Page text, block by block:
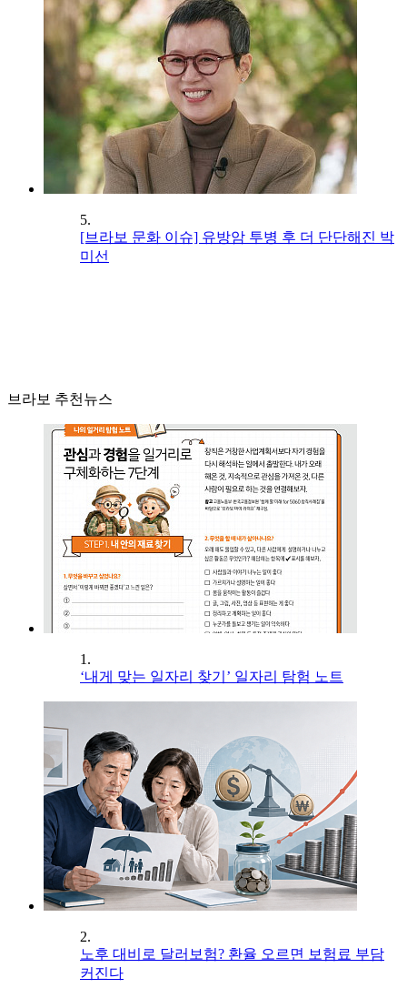
5.
[브라보 문화 이슈] 유방암 투병 후 더 단단해진 박
미선
브라보 추천뉴스
1.
‘내게 맞는 일자리 찾기’ 일자리 탐험 노트
2.
노후 대비로 달러보험? 환율 오르면 보험료 부담
커진다